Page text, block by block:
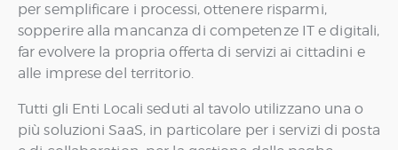
per semplificare i processi, ottenere risparmi,
sopperire alla mancanza di competenze IT e digitali,
far evolvere la propria offerta di servizi ai cittadini e
alle imprese del territorio.
Tutti gli Enti Locali seduti al tavolo utilizzano una o
più soluzioni SaaS, in particolare per i servizi di posta